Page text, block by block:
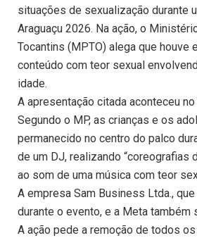
situações de sexualização durante
Araguaçu 2026. Na ação, o
Tocantins (MPTO) alega que houve
conteúdo com teor sexual
idade.
A apresentação citada aconteceu
Segundo o MP, as crianças e os
permanecido no centro do palco
de um DJ, realizando “coreografias
ao som de uma música com teor
A empresa Sam Business Ltda.,
durante o evento, e a Meta também
A ação pede a remoção de todos